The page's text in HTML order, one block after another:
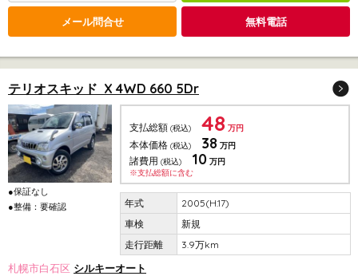
メール問合せ 無料電話
テリオスキッド X 4WD 660 5Dr
●保証なし
●整備：要確認
支払総額 (税込) 48 万円
本体価格 (税込) 38 万円
諸費用 (税込) 10 万円
※支払総額に含む
2005(H.17)
新規
3.9万km
札幌市白石区 シルキーオート